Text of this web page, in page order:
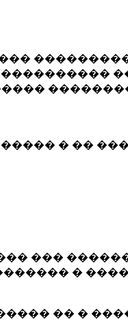
� ��
���
�
�� �